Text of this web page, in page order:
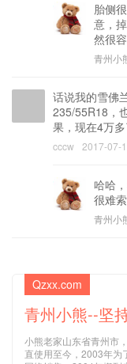
胎侧
意，
然很
青州小
话说我的雪佛
235/55R18，
果，现在4万
cccw 2017-07-
哈哈
很难
青州小
Qzxx.com
青州小熊--坚
小熊老家山东省青州市
直使用至今，2003年为